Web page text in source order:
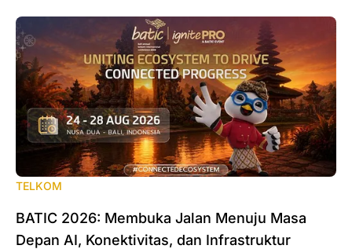
TELKOM
BATIC 2026: Membuka Jalan Menuju Masa
Depan AI, Konektivitas, dan Infrastruktur